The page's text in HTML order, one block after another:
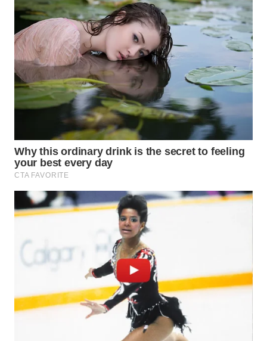
TOBA
WN
NIAS
WN
LANGKAT
TAPANULI
SELATAN
WN
TANJUNG
LESUNG
KARO
SIMALUNGUN